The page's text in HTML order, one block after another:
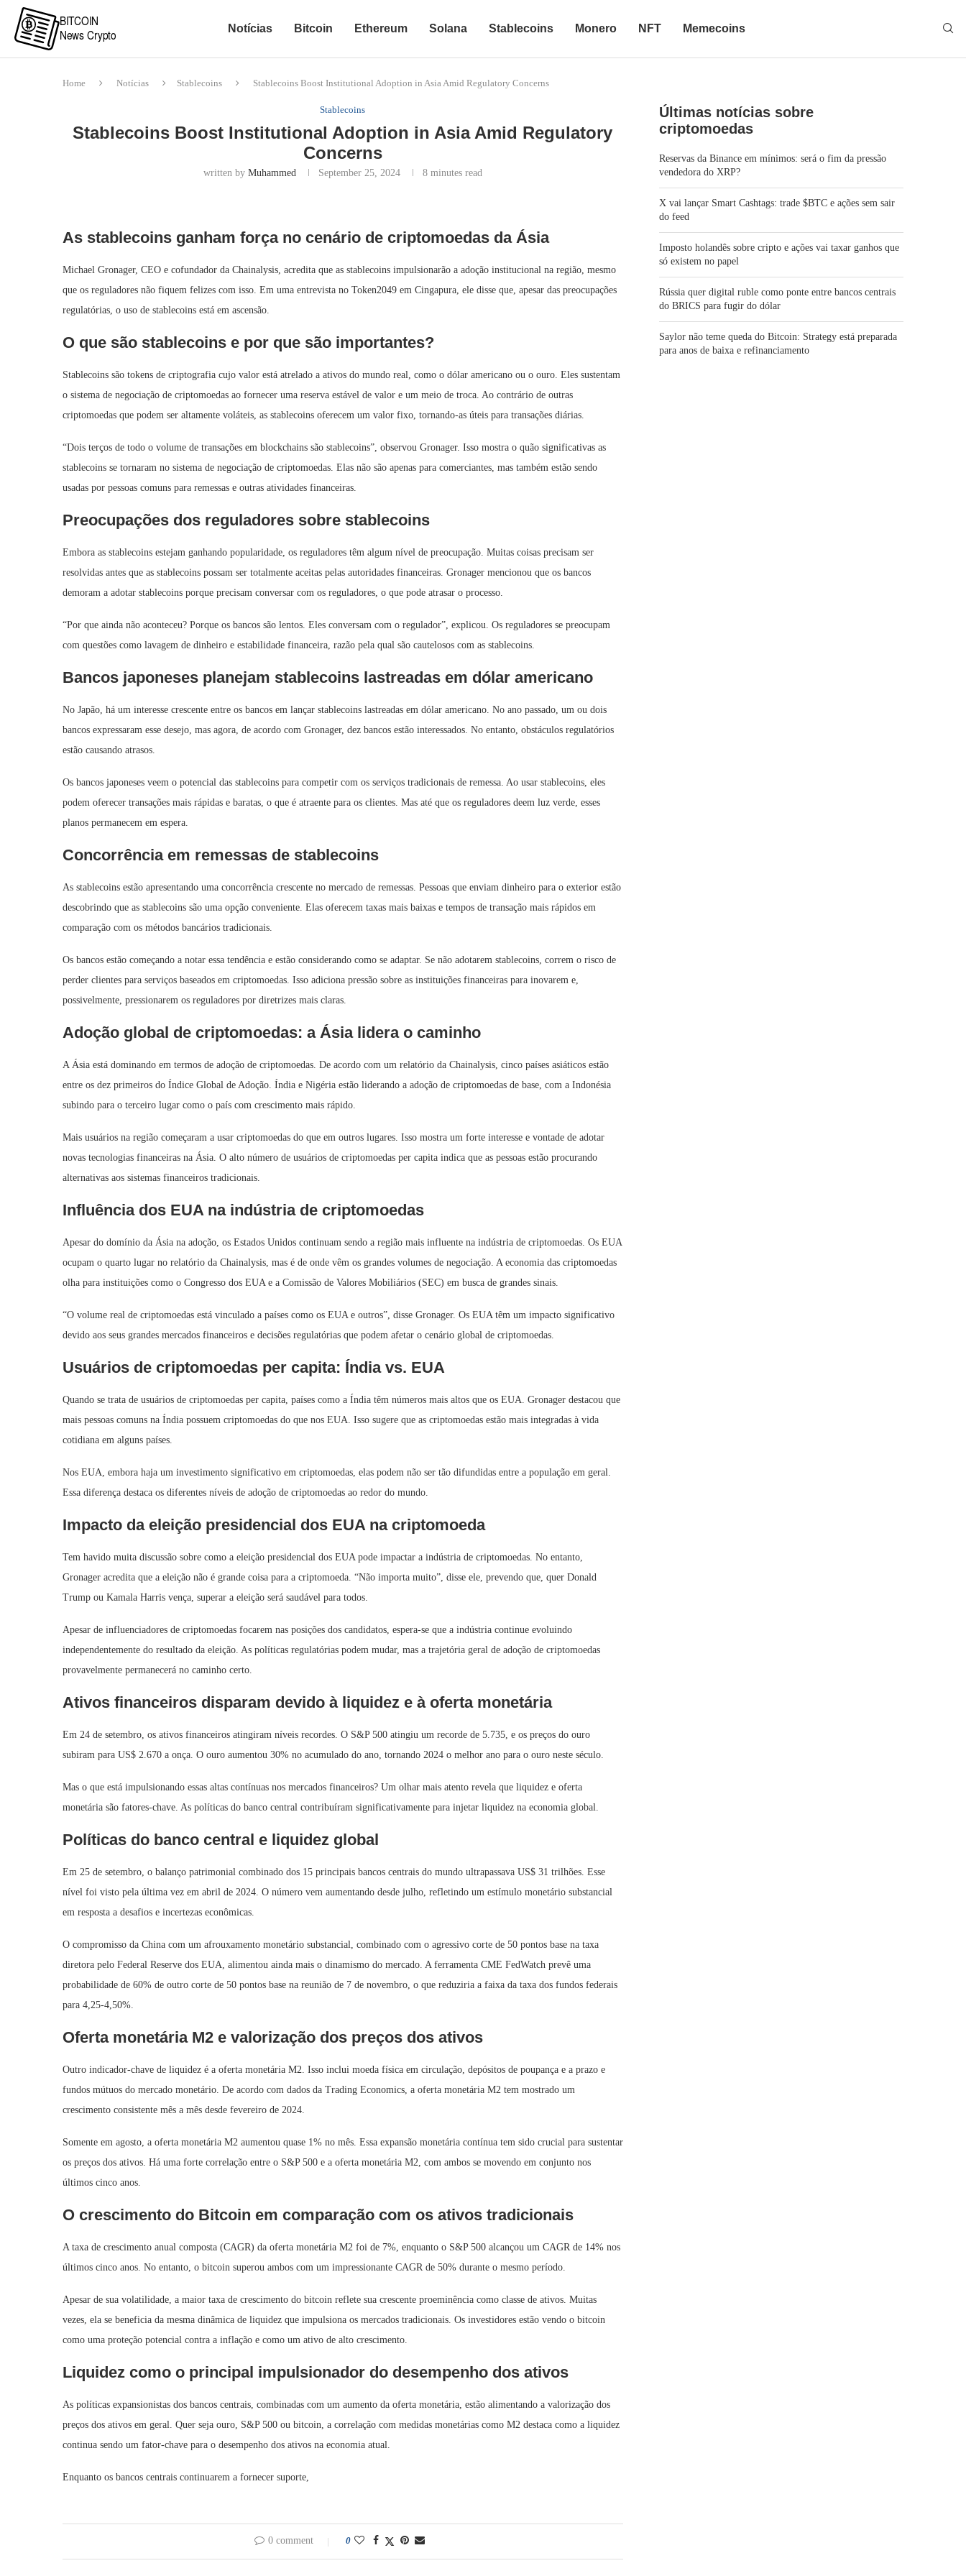
Notícias Bitcoin Ethereum Solana Stablecoins Monero NFT Memecoins
Home Notícias Stablecoins Stablecoins Boost Institutional Adoption in Asia Amid Regulatory Concerns
Stablecoins
Stablecoins Boost Institutional Adoption in Asia Amid Regulatory
Concerns
written by Muhammed September 25, 2024 8 minutes read
As stablecoins ganham força no cenário de criptomoedas da Ásia
Michael Gronager, CEO e cofundador da Chainalysis, acredita que as stablecoins impulsionarão a adoção institucional na região, mesmo
que os reguladores não fiquem felizes com isso. Em uma entrevista no Token2049 em Cingapura, ele disse que, apesar das preocupações
regulatórias, o uso de stablecoins está em ascensão.
O que são stablecoins e por que são importantes?
Stablecoins são tokens de criptografia cujo valor está atrelado a ativos do mundo real, como o dólar americano ou o ouro. Eles sustentam
o sistema de negociação de criptomoedas ao fornecer uma reserva estável de valor e um meio de troca. Ao contrário de outras
criptomoedas que podem ser altamente voláteis, as stablecoins oferecem um valor fixo, tornando-as úteis para transações diárias.
“Dois terços de todo o volume de transações em blockchains são stablecoins”, observou Gronager. Isso mostra o quão significativas as
stablecoins se tornaram no sistema de negociação de criptomoedas. Elas não são apenas para comerciantes, mas também estão sendo
usadas por pessoas comuns para remessas e outras atividades financeiras.
Preocupações dos reguladores sobre stablecoins
Embora as stablecoins estejam ganhando popularidade, os reguladores têm algum nível de preocupação. Muitas coisas precisam ser
resolvidas antes que as stablecoins possam ser totalmente aceitas pelas autoridades financeiras. Gronager mencionou que os bancos
demoram a adotar stablecoins porque precisam conversar com os reguladores, o que pode atrasar o processo.
“Por que ainda não aconteceu? Porque os bancos são lentos. Eles conversam com o regulador”, explicou. Os reguladores se preocupam
com questões como lavagem de dinheiro e estabilidade financeira, razão pela qual são cautelosos com as stablecoins.
Bancos japoneses planejam stablecoins lastreadas em dólar americano
No Japão, há um interesse crescente entre os bancos em lançar stablecoins lastreadas em dólar americano. No ano passado, um ou dois
bancos expressaram esse desejo, mas agora, de acordo com Gronager, dez bancos estão interessados. No entanto, obstáculos regulatórios
estão causando atrasos.
Os bancos japoneses veem o potencial das stablecoins para competir com os serviços tradicionais de remessa. Ao usar stablecoins, eles
podem oferecer transações mais rápidas e baratas, o que é atraente para os clientes. Mas até que os reguladores deem luz verde, esses
planos permanecem em espera.
Concorrência em remessas de stablecoins
As stablecoins estão apresentando uma concorrência crescente no mercado de remessas. Pessoas que enviam dinheiro para o exterior estão
descobrindo que as stablecoins são uma opção conveniente. Elas oferecem taxas mais baixas e tempos de transação mais rápidos em
comparação com os métodos bancários tradicionais.
Os bancos estão começando a notar essa tendência e estão considerando como se adaptar. Se não adotarem stablecoins, correm o risco de
perder clientes para serviços baseados em criptomoedas. Isso adiciona pressão sobre as instituições financeiras para inovarem e,
possivelmente, pressionarem os reguladores por diretrizes mais claras.
Adoção global de criptomoedas: a Ásia lidera o caminho
A Ásia está dominando em termos de adoção de criptomoedas. De acordo com um relatório da Chainalysis, cinco países asiáticos estão
entre os dez primeiros do Índice Global de Adoção. Índia e Nigéria estão liderando a adoção de criptomoedas de base, com a Indonésia
subindo para o terceiro lugar como o país com crescimento mais rápido.
Mais usuários na região começaram a usar criptomoedas do que em outros lugares. Isso mostra um forte interesse e vontade de adotar
novas tecnologias financeiras na Ásia. O alto número de usuários de criptomoedas per capita indica que as pessoas estão procurando
alternativas aos sistemas financeiros tradicionais.
Influência dos EUA na indústria de criptomoedas
Apesar do domínio da Ásia na adoção, os Estados Unidos continuam sendo a região mais influente na indústria de criptomoedas. Os EUA
ocupam o quarto lugar no relatório da Chainalysis, mas é de onde vêm os grandes volumes de negociação. A economia das criptomoedas
olha para instituições como o Congresso dos EUA e a Comissão de Valores Mobiliários (SEC) em busca de grandes sinais.
“O volume real de criptomoedas está vinculado a países como os EUA e outros”, disse Gronager. Os EUA têm um impacto significativo
devido aos seus grandes mercados financeiros e decisões regulatórias que podem afetar o cenário global de criptomoedas.
Usuários de criptomoedas per capita: Índia vs. EUA
Quando se trata de usuários de criptomoedas per capita, países como a Índia têm números mais altos que os EUA. Gronager destacou que
mais pessoas comuns na Índia possuem criptomoedas do que nos EUA. Isso sugere que as criptomoedas estão mais integradas à vida
cotidiana em alguns países.
Nos EUA, embora haja um investimento significativo em criptomoedas, elas podem não ser tão difundidas entre a população em geral.
Essa diferença destaca os diferentes níveis de adoção de criptomoedas ao redor do mundo.
Impacto da eleição presidencial dos EUA na criptomoeda
Tem havido muita discussão sobre como a eleição presidencial dos EUA pode impactar a indústria de criptomoedas. No entanto,
Gronager acredita que a eleição não é grande coisa para a criptomoeda. “Não importa muito”, disse ele, prevendo que, quer Donald
Trump ou Kamala Harris vença, superar a eleição será saudável para todos.
Apesar de influenciadores de criptomoedas focarem nas posições dos candidatos, espera-se que a indústria continue evoluindo
independentemente do resultado da eleição. As políticas regulatórias podem mudar, mas a trajetória geral de adoção de criptomoedas
provavelmente permanecerá no caminho certo.
Ativos financeiros disparam devido à liquidez e à oferta monetária
Em 24 de setembro, os ativos financeiros atingiram níveis recordes. O S&P 500 atingiu um recorde de 5.735, e os preços do ouro
subiram para US$ 2.670 a onça. O ouro aumentou 30% no acumulado do ano, tornando 2024 o melhor ano para o ouro neste século.
Mas o que está impulsionando essas altas contínuas nos mercados financeiros? Um olhar mais atento revela que liquidez e oferta
monetária são fatores-chave. As políticas do banco central contribuíram significativamente para injetar liquidez na economia global.
Políticas do banco central e liquidez global
Em 25 de setembro, o balanço patrimonial combinado dos 15 principais bancos centrais do mundo ultrapassava US$ 31 trilhões. Esse
nível foi visto pela última vez em abril de 2024. O número vem aumentando desde julho, refletindo um estímulo monetário substancial
em resposta a desafios e incertezas econômicas.
O compromisso da China com um afrouxamento monetário substancial, combinado com o agressivo corte de 50 pontos base na taxa
diretora pelo Federal Reserve dos EUA, alimentou ainda mais o dinamismo do mercado. A ferramenta CME FedWatch prevê uma
probabilidade de 60% de outro corte de 50 pontos base na reunião de 7 de novembro, o que reduziria a faixa da taxa dos fundos federais
para 4,25-4,50%.
Oferta monetária M2 e valorização dos preços dos ativos
Outro indicador-chave de liquidez é a oferta monetária M2. Isso inclui moeda física em circulação, depósitos de poupança e a prazo e
fundos mútuos do mercado monetário. De acordo com dados da Trading Economics, a oferta monetária M2 tem mostrado um
crescimento consistente mês a mês desde fevereiro de 2024.
Somente em agosto, a oferta monetária M2 aumentou quase 1% no mês. Essa expansão monetária contínua tem sido crucial para sustentar
os preços dos ativos. Há uma forte correlação entre o S&P 500 e a oferta monetária M2, com ambos se movendo em conjunto nos
últimos cinco anos.
O crescimento do Bitcoin em comparação com os ativos tradicionais
A taxa de crescimento anual composta (CAGR) da oferta monetária M2 foi de 7%, enquanto o S&P 500 alcançou um CAGR de 14% nos
últimos cinco anos. No entanto, o bitcoin superou ambos com um impressionante CAGR de 50% durante o mesmo período.
Apesar de sua volatilidade, a maior taxa de crescimento do bitcoin reflete sua crescente proeminência como classe de ativos. Muitas
vezes, ela se beneficia da mesma dinâmica de liquidez que impulsiona os mercados tradicionais. Os investidores estão vendo o bitcoin
como uma proteção potencial contra a inflação e como um ativo de alto crescimento.
Liquidez como o principal impulsionador do desempenho dos ativos
As políticas expansionistas dos bancos centrais, combinadas com um aumento da oferta monetária, estão alimentando a valorização dos
preços dos ativos em geral. Quer seja ouro, S&P 500 ou bitcoin, a correlação com medidas monetárias como M2 destaca como a liquidez
continua sendo um fator-chave para o desempenho dos ativos na economia atual.
Enquanto os bancos centrais continuarem a fornecer suporte,
0 comment 0
Últimas notícias sobre
criptomoedas
Reservas da Binance em mínimos: será o fim da pressão
vendedora do XRP?
X vai lançar Smart Cashtags: trade $BTC e ações sem sair
do feed
Imposto holandês sobre cripto e ações vai taxar ganhos que
só existem no papel
Rússia quer digital ruble como ponte entre bancos centrais
do BRICS para fugir do dólar
Saylor não teme queda do Bitcoin: Strategy está preparada
para anos de baixa e refinanciamento